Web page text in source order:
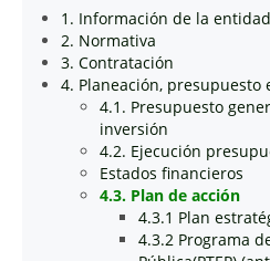
1. Información de la entidad
2. Normativa
3. Contratación
4. Planeación, presupuesto
4.1. Presupuesto
inversión
4.2. Ejecución
Estados financieros
4.3. Plan de acción
4.3.1 Plan
4.3.2 Programa